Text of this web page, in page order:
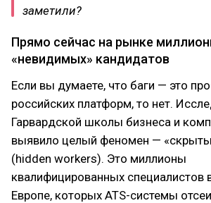
заметили?
Прямо сейчас на рынке
«невидимых» кандидатов
Если вы думаете, что баги — это
российских платформ, то нет.
Гарвардской школы бизнеса и
выявило целый феномен —
(hidden workers). Это миллионы
квалифицированных
Европе, которых ATS-системы